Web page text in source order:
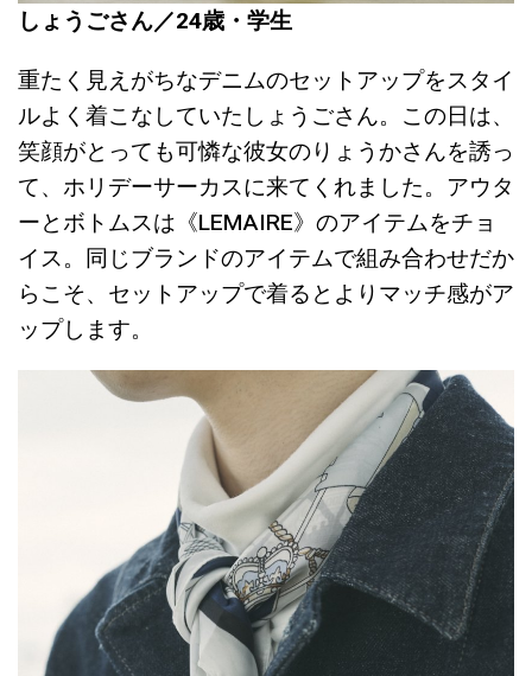
しょうごさん／24歳・学生
重たく見えがちなデニムのセットアップをスタイ
ルよく着こなしていたしょうごさん。この日は、
笑顔がとっても可憐な彼女のりょうかさんを誘っ
て、ホリデーサーカスに来てくれました。アウタ
ーとボトムスは《LEMAIRE》のアイテムをチョ
イス。同じブランドのアイテムで組み合わせだか
らこそ、セットアップで着るとよりマッチ感がア
ップします。